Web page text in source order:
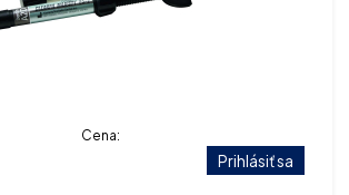
Cena:
Prihlásiť sa